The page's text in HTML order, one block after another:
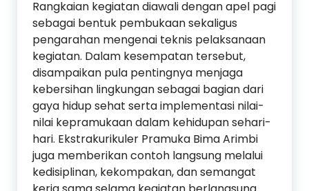
Rangkaian kegiatan diawali dengan apel pagi
sebagai bentuk pembukaan sekaligus
pengarahan mengenai teknis pelaksanaan
kegiatan. Dalam kesempatan tersebut,
disampaikan pula pentingnya menjaga
kebersihan lingkungan sebagai bagian dari
gaya hidup sehat serta implementasi nilai-
nilai kepramukaan dalam kehidupan sehari-
hari. Ekstrakurikuler Pramuka Bima Arimbi
juga memberikan contoh langsung melalui
kedisiplinan, kekompakan, dan semangat